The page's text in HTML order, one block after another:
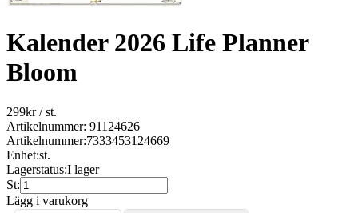
Kalender 2026 Life Planner
Bloom
299kr/ st.
Artikelnummer: 91124626
Artikelnummer:7333453124669
Enhet:st.
Lagerstatus:I lager
St:
Lägg i varukorg